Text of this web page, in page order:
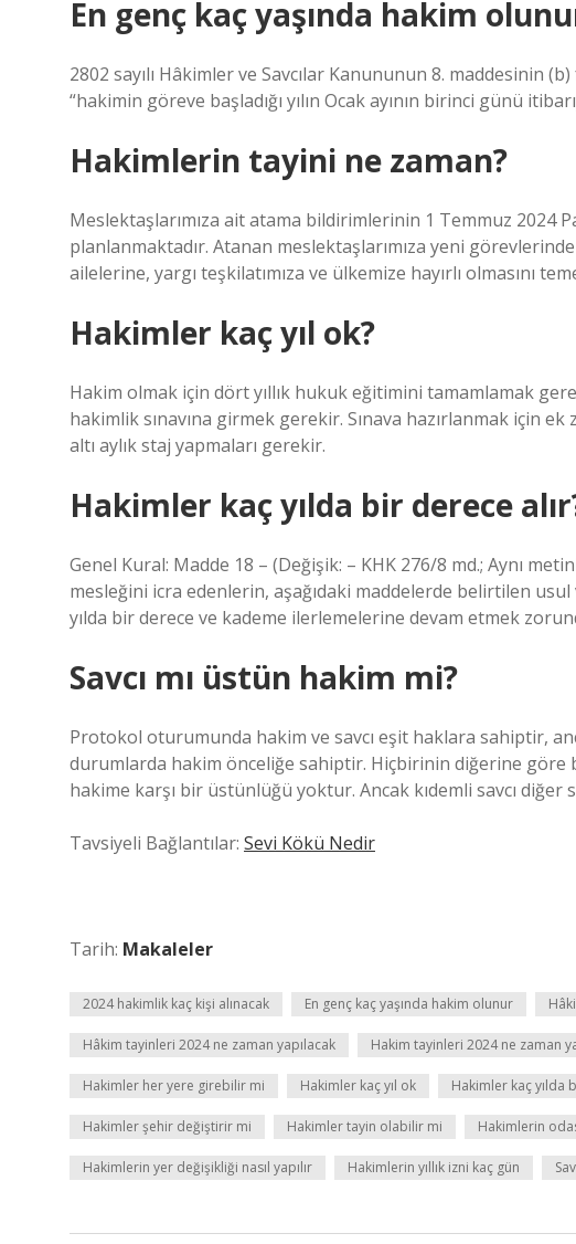
En genç kaç yaşında hakim
2802 sayılı Hâkimler ve Savcılar Kanununun 8. maddesinin
“hakimin göreve başladığı yılın Ocak ayının birinci günü
Hakimlerin tayini ne zaman?
Meslektaşlarımıza ait atama bildirimlerinin 1 Temmuz 2024
planlanmaktadır. Atanan meslektaşlarımıza yeni
ailelerine, yargı teşkilatımıza ve ülkemize hayırlı olmasını
Hakimler kaç yıl ok?
Hakim olmak için dört yıllık hukuk eğitimini tamamlamak
hakimlik sınavına girmek gerekir. Sınava hazırlanmak için ek
altı aylık staj yapmaları gerekir.
Hakimler kaç yılda bir derece
Genel Kural: Madde 18 – (Değişik: – KHK 276/8 md.; Aynı
mesleğini icra edenlerin, aşağıdaki maddelerde belirtilen
yılda bir derece ve kademe ilerlemelerine devam etmek
Savcı mı üstün hakim mi?
Protokol oturumunda hakim ve savcı eşit haklara sahiptir,
durumlarda hakim önceliğe sahiptir. Hiçbirinin diğerine göre
hakime karşı bir üstünlüğü yoktur. Ancak kıdemli savcı diğer
Tavsiyeli Bağlantılar: Sevi Kökü Nedir
Tarih: Makaleler
2024 hakimlik kaç kişi alınacak En genç kaç yaşında hakim olunur
Hâkim tayinleri 2024 ne zaman yapılacak Hakim tayinleri 2024 ne zaman
Hakimler her yere girebilir mi Hakimler kaç yıl ok Hakimler kaç yılda
Hakimler şehir değiştirir mi Hakimler tayin olabilir mi Hakimlerin
Hakimlerin yer değişikliği nasıl yapılır Hakimlerin yıllık izni kaç gün